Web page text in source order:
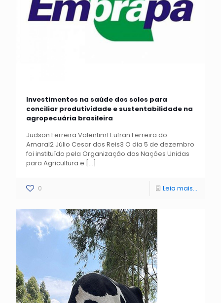
Investimentos na saúde dos solos para
conciliar produtividade e sustentabilidade na
agropecuária brasileira
Judson Ferreira Valentim1 Eufran Ferreira do
Amaral2 Júlio Cesar dos Reis3 O dia 5 de dezembro
foi instituído pela Organização das Nações Unidas
para Agricultura e […]
0 Leia mais...